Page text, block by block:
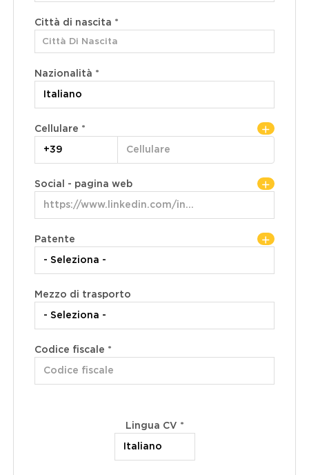
Città di residenza
Città Di Residenza
Indirizzo di residenza
Città di nascita *
Città Di Nascita
Nazionalità *
Cellulare *
Social - pagina web
Patente
Mezzo di trasporto
Codice fiscale *
Lingua CV *